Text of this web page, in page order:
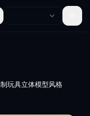
theme
玩具立体模型风格